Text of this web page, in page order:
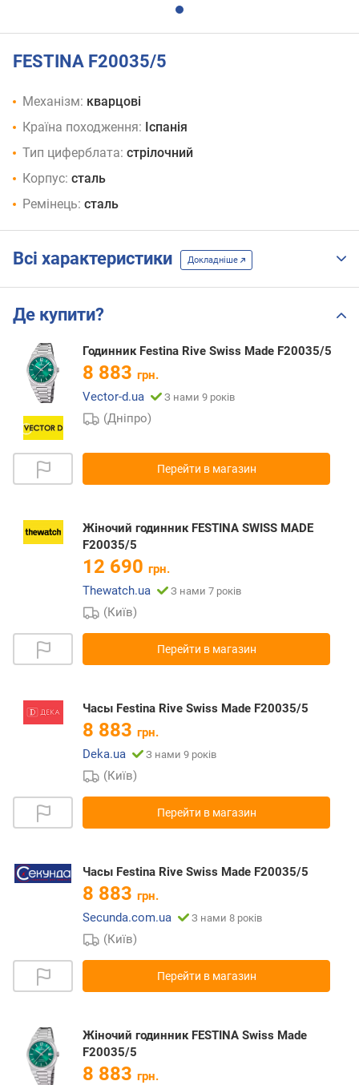
FESTINA F20035/5
Механізм: кварцові
Країна походження: Іспанія
Тип циферблата: стрілочний
Корпус: сталь
Ремінець: сталь
Всі характеристики Докладніше
Де купити?
Годинник Festina Rive Swiss Made F20035/5
8 883 грн.
Vector-d.ua
З нами 9 років
(Дніпро)
Перейти в магазин
Жіночий годинник FESTINA SWISS MADE
F20035/5
12 690 грн.
Thewatch.ua
З нами 7 років
(Київ)
Перейти в магазин
Часы Festina Rive Swiss Made F20035/5
8 883 грн.
Deka.ua
З нами 9 років
(Київ)
Перейти в магазин
Часы Festina Rive Swiss Made F20035/5
8 883 грн.
Secunda.com.ua
З нами 8 років
(Київ)
Перейти в магазин
Жіночий годинник FESTINA Swiss Made
F20035/5
8 883 грн.